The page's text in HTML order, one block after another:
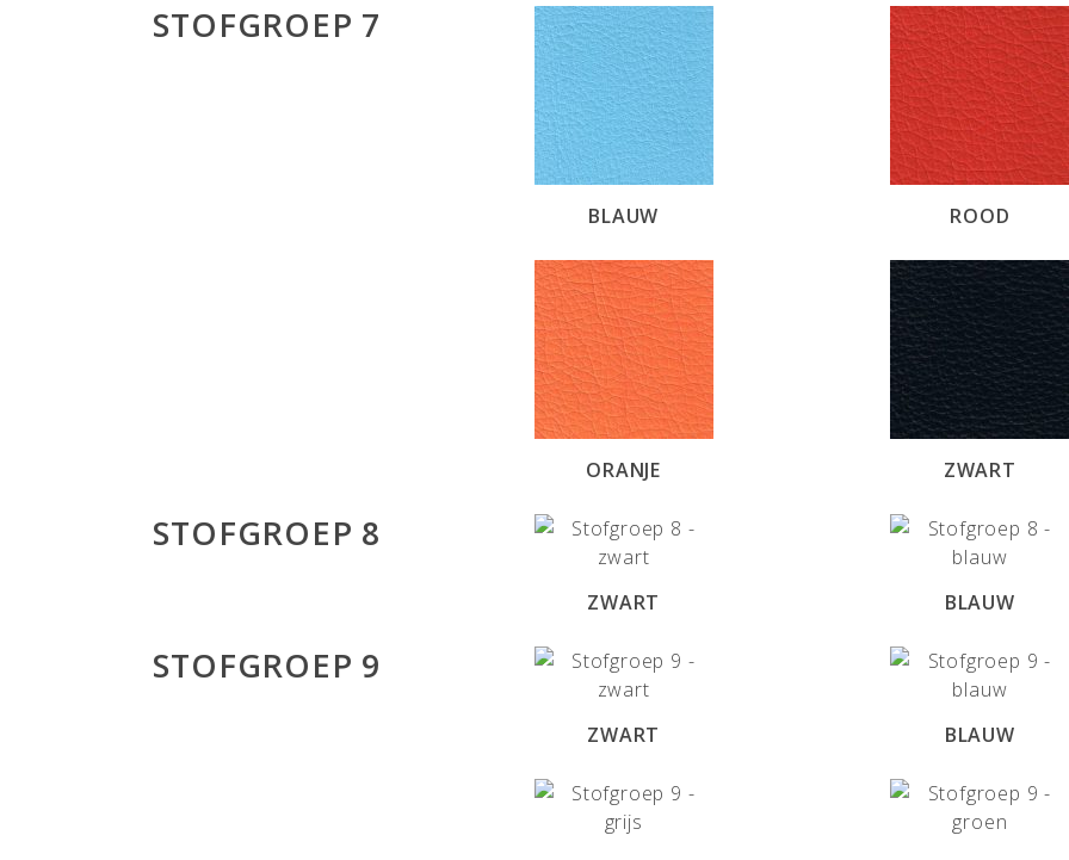
STOFGROEP 7
BLAUW
ORANJE
ROOD
ZWART
STOFGROEP 8
ZWART BLAUW
STOFGROEP 9
ZWART BLAUW